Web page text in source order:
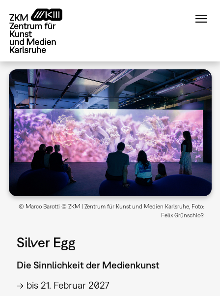
zum
Inhalt
© Marco Barotti © ZKM | Zentrum für Kunst und Medien Karlsruhe, Foto:
Felix Grünschloß
Silver Egg
Die Sinnlichkeit der Medienkunst
→ bis 21. Februar 2027